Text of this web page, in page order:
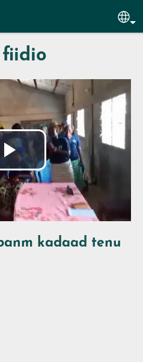
fiidio
Lire
la
vidéo
kadaad tenu